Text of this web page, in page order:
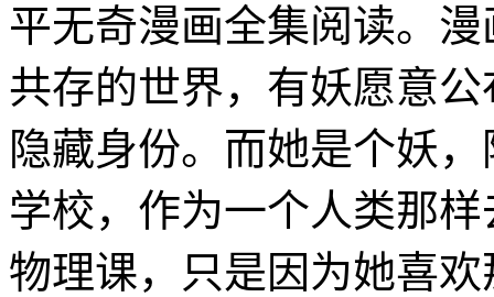
平无奇漫画全集阅读。
共存的世界，有妖愿意
隐藏身份。而她是个妖
学校，作为一个人类那
物理课，只是因为她喜